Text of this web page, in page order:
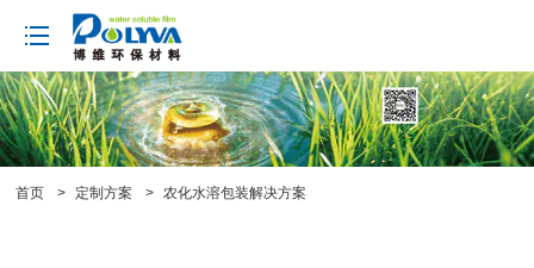
首页 > 定制方案 > 农化水溶包装解决方案